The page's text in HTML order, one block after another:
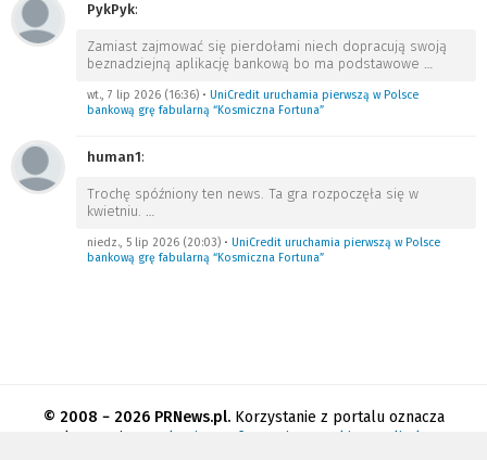
PykPyk:
Zamiast zajmować się pierdołami niech dopracują swoją
beznadziejną aplikację bankową bo ma podstawowe …
wt., 7 lip 2026 (16:36) • UniCredit uruchamia pierwszą w Polsce
bankową grę fabularną “Kosmiczna Fortuna”
human1:
Trochę spóźniony ten news. Ta gra rozpoczęła się w
kwietniu. …
niedz., 5 lip 2026 (20:03) • UniCredit uruchamia pierwszą w Polsce
bankową grę fabularną “Kosmiczna Fortuna”
© 2008 − 2026 PRNews.pl.Korzystanie z portalu oznacza
akceptację
regulaminu Informacja o cookies
Polityka